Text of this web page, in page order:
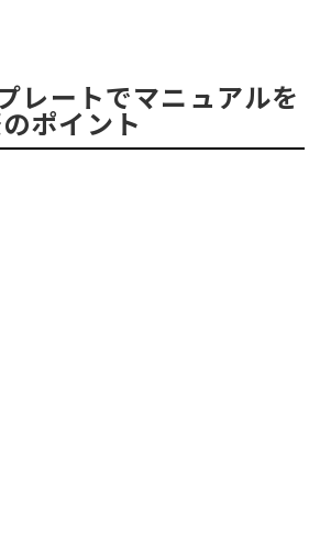
レートでマニュアルを
ポイント